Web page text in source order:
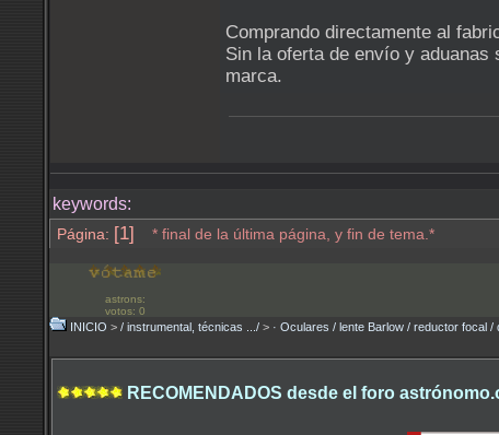
Comprando directamente al
Sin la oferta de envío y aduanas
marca.
keywords:
Página: [1] * final de la última página, y fin de tema.*
astrons:
votos: 0
INICIO > / instrumental, técnicas .../ > · Oculares / lente Barlow / reductor focal
RECOMENDADOS desde el foro